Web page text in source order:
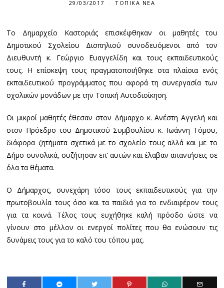
29/03/2017 ΤΟΠΙΚΆ ΝΈΑ
Το Δημαρχείο Καστοριάς επισκέφθηκαν οι μαθητές του
Δημοτικού Σχολείου Δισπηλιού συνοδευόμενοι από τον
Διευθυντή κ. Γεώργιο Ευαγγελίδη και τους εκπαιδευτικούς
τους. Η επίσκεψη τους πραγματοποιήθηκε στα πλαίσια ενός
εκπαιδευτικού προγράμματος που αφορά τη συνεργασία των
σχολικών μονάδων με την Τοπική Αυτοδιοίκηση.
Οι μικροί μαθητές έθεσαν στον Δήμαρχο κ. Ανέστη Αγγελή και
στον Πρόεδρο του Δημοτικού Συμβουλίου κ. Ιωάννη Τόμου,
διάφορα ζητήματα σχετικά με το σχολείο τους αλλά και με το
Δήμο συνολικά, συζήτησαν επ’ αυτών και έλαβαν απαντήσεις σε
όλα τα θέματα.
Ο Δήμαρχος, συνεχάρη τόσο τους εκπαιδευτικούς για την
πρωτοβουλία τους όσο και τα παιδιά για το ενδιαφέρον τους
για τα κοινά. Τέλος τους ευχήθηκε καλή πρόοδο ώστε να
γίνουν στο μέλλον οι ενεργοί πολίτες που θα ενώσουν τις
δυνάμεις τους για το καλό του τόπου μας.